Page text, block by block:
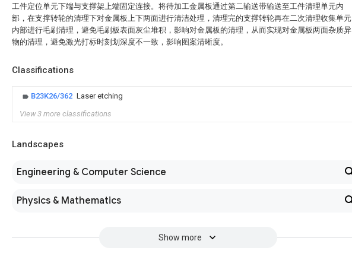
工件定位单元下端与支撑架上端固定连接。将待加工金属板通过第二输送带输送至工件清理单元内
部，在支撑转轮的清理下对金属板上下两面进行清洁处理，清理完的支撑转轮再在二次清理收集单元
内部进行毛刷清理，避免毛刷板表面灰尘堆积，影响对金属板的清理，从而实现对金属板两面杂质异
物的清理，避免激光打标时刻划深度不一致，影响图案清晰度。
Classifications
B23K26/362 Laser etching
View 3 more classifications
Landscapes
Engineering & Computer Science
Physics & Mathematics
Show more